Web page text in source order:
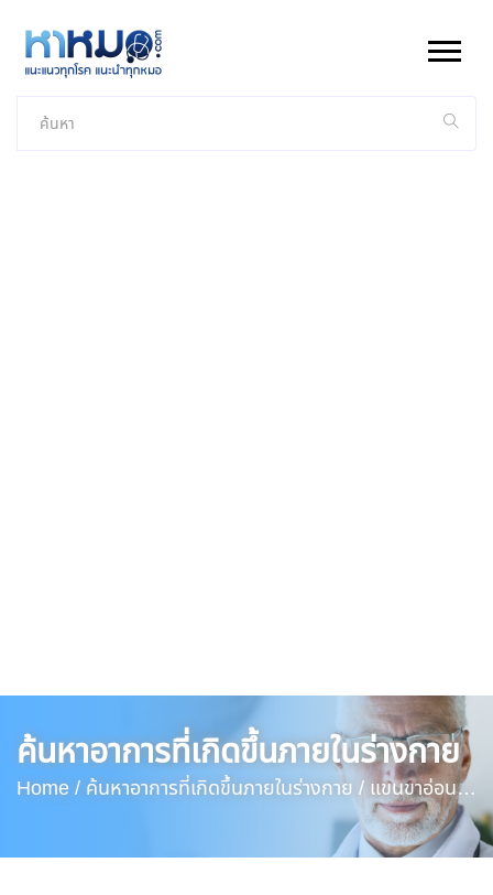
ค้นหาอาการที่เกิดขึ้นภายในร่างกาย
Home / ค้นหาอาการที่เกิดขึ้นภายในร่างกาย / แขนขาอ่อน